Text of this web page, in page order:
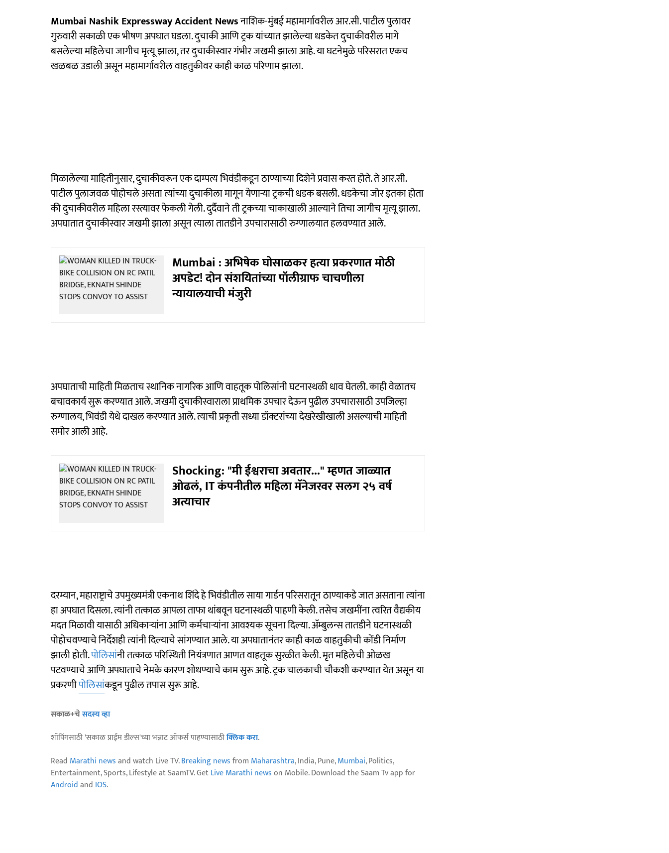
Mumbai Nashik Expressway Accident Newsनाशिक-मुंबई महामार्गावरील आर.सी. पाटील पुलावर
गुरुवारी सकाळी एक भीषण अपघात घडला. दुचाकी आणि ट्रक यांच्यात झालेल्या धडकेत दुचाकीवरील मागे
बसलेल्या महिलेचा जागीच मृत्यू झाला, तर दुचाकीस्वार गंभीर जखमी झाला आहे. या घटनेमुळे परिसरात एकच
खळबळ उडाली असून महामार्गावरील वाहतुकीवर काही काळ परिणाम झाला.
मिळालेल्या माहितीनुसार, दुचाकीवरून एक दाम्पत्य भिवंडीकडून ठाण्याच्या दिशेने प्रवास करत होते. ते आर.सी.
पाटील पुलाजवळ पोहोचले असता त्यांच्या दुचाकीला मागून येणाऱ्या ट्रकची धडक बसली. धडकेचा जोर इतका होता
की दुचाकीवरील महिला रस्त्यावर फेकली गेली. दुर्दैवाने ती ट्रकच्या चाकाखाली आल्याने तिचा जागीच मृत्यू झाला.
अपघातात दुचाकीस्वार जखमी झाला असून त्याला तातडीने उपचारासाठी रुग्णालयात हलवण्यात आले.
Mumbai : अभिषेक घोसाळकर हत्या प्रकरणात मोठी
अपडेट! दोन संशयितांच्या पॉलीग्राफ चाचणीला
न्यायालयाची मंजुरी
अपघाताची माहिती मिळताच स्थानिक नागरिक आणि वाहतूक पोलिसांनी घटनास्थळी धाव घेतली. काही वेळातच
बचावकार्य सुरू करण्यात आले. जखमी दुचाकीस्वाराला प्राथमिक उपचार देऊन पुढील उपचारासाठी उपजिल्हा
रुग्णालय, भिवंडी येथे दाखल करण्यात आले. त्याची प्रकृती सध्या डॉक्टरांच्या देखरेखीखाली असल्याची माहिती
समोर आली आहे.
Shocking: "मी ईश्वराचा अवतार..." म्हणत जाळ्यात
ओढलं, IT कंपनीतील महिला मॅनेजरवर सलग २५ वर्ष
अत्याचार
दरम्यान, महाराष्ट्राचे उपमुख्यमंत्री एकनाथ शिंदे हे भिवंडीतील साया गार्डन परिसरातून ठाण्याकडे जात असताना त्यांना
हा अपघात दिसला. त्यांनी तत्काळ आपला ताफा थांबवून घटनास्थळी पाहणी केली. तसेच जखमींना त्वरित वैद्यकीय
मदत मिळावी यासाठी अधिकाऱ्यांना आणि कर्मचाऱ्यांना आवश्यक सूचना दिल्या. ॲम्बुलन्स तातडीने घटनास्थळी
पोहोचवण्याचे निर्देशही त्यांनी दिल्याचे सांगण्यात आले. या अपघातानंतर काही काळ वाहतुकीची कोंडी निर्माण
झाली होती.पोलिसांनी तत्काळ परिस्थिती नियंत्रणात आणत वाहतूक सुरळीत केली. मृत महिलेची ओळख
पटवण्याचे आणि अपघाताचे नेमके कारण शोधण्याचे काम सुरू आहे. ट्रक चालकाची चौकशी करण्यात येत असून या
प्रकरणीपोलिसांकडून पुढील तपास सुरू आहे.
सकाळ+चेसदस्य व्हा
शॉपिंगसाठी 'सकाळ प्राईम डील्स'च्या भन्नाट ऑफर्स पाहण्यासाठीक्लिक करा.
Read Marathi newsand watch Live TV.Breaking newsfrom Maharashtra, India, Pune,Mumbai, Politics,
Entertainment, Sports, Lifestyle at SaamTV. GetLive Marathi newson Mobile. Download the Saam Tv app for
Androidand IOS.